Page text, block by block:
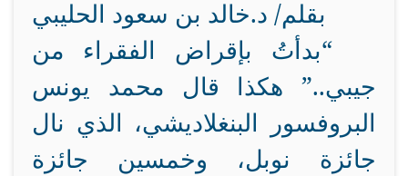
بقلم/ د.خالد بن سعود الحليبي
“بدأتُ بإقراض الفقراء من
جيبي..” هكذا قال محمد يونس
البروفسور البنغلاديشي، الذي نال
جائزة نوبل، وخمسين جائزة